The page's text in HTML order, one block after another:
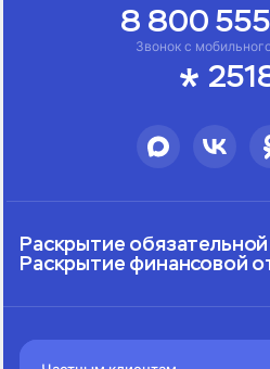
Звонок с
8 800
Раскрытие
Раскрытие финансовой